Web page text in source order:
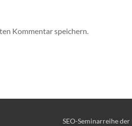
Kommentar speichern.
SEO-Seminarreihe